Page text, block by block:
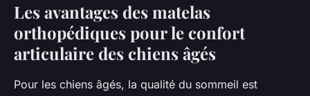
Les avantages des matelas
orthopédiques pour le confort
articulaire des chiens âgés
Pour les chiens âgés, la qualité du sommeil est